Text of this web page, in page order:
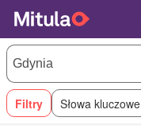
Filtry Słowa kluczowe